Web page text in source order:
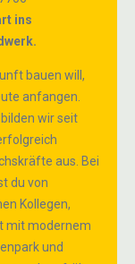
ins
bauen will,
anfangen.
wir seit
aus. Bei
du von
Kollegen,
mit modernem
und